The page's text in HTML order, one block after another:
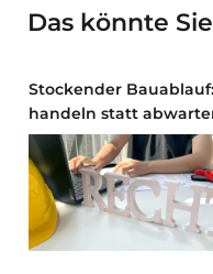
Das könnte
Stockender
handeln statt